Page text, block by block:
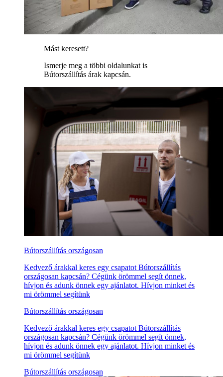
Mást keresett?
Ismerje meg a többi oldalunkat is
Bútorszállítás árak kapcsán.
Bútorszállítás országosan
Kedvező árakkal keres egy csapatot Bútorszállítás
országosan kapcsán? Cégünk örömmel segít önnek,
hívjon és adunk önnek egy ajánlatot. Hívjon minket és
mi örömmel segítünk
Bútorszállítás országosan
Kedvező árakkal keres egy csapatot Bútorszállítás
országosan kapcsán? Cégünk örömmel segít önnek,
hívjon és adunk önnek egy ajánlatot. Hívjon minket és
mi örömmel segítünk
Bútorszállítás országosan